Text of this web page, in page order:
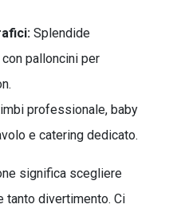
Splendide
palloncini per
professionale, baby
e catering dedicato.
significa scegliere
divertimento. Ci